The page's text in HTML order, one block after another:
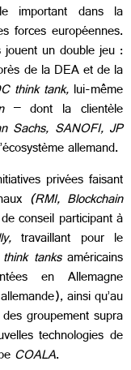
important dans la
forces européennes.
jouent un double jeu :
de la DEA et de la
think tank, lui-même
– dont la clientèle
Sachs, SANOFI, JP
allemand.
privées faisant
(RMI, Blockchain
conseil participant à
travaillant pour le
think tanksaméricains
en Allemagne
ainsi qu’au
groupement supra
technologies de
COALA.